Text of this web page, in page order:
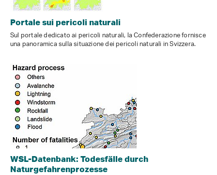
Portale sui pericoli naturali
Sul portale dedicato ai pericoli naturali, la Confederazione fornisce
una panoramica sulla situazione dei pericoli naturali in Svizzera.
WSL-Datenbank: Todesfälle durch
Naturgefahrenprozesse